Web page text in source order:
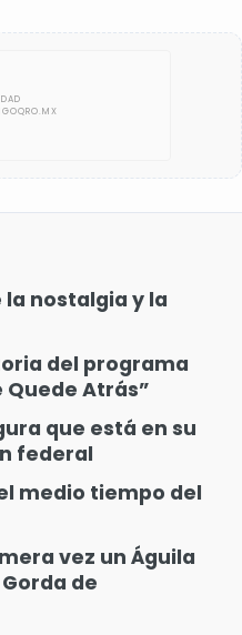
la nostalgia y la
del programa
Quede Atrás”
que está en su
federal
medio tiempo del
vez un Águila
de